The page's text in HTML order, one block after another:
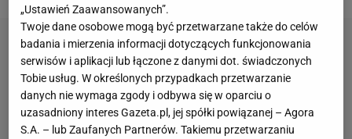
„Ustawień Zaawansowanych”.
Twoje dane osobowe mogą być przetwarzane także do celów
badania i mierzenia informacji dotyczących funkcjonowania
serwisów i aplikacji lub łączone z danymi dot. świadczonych
Tobie usług. W określonych przypadkach przetwarzanie
danych nie wymaga zgody i odbywa się w oparciu o
uzasadniony interes Gazeta.pl, jej spółki powiązanej – Agora
S.A. – lub Zaufanych Partnerów. Takiemu przetwarzaniu